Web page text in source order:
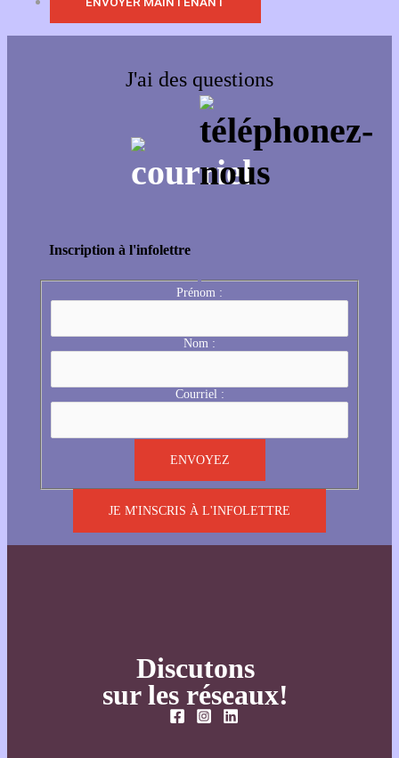
J'ai des questions
Inscription à l'infolettre
Prénom :
Nom :
Courriel :
JE M'INSCRIS À L'INFOLETTRE
Discutons
sur les réseaux!